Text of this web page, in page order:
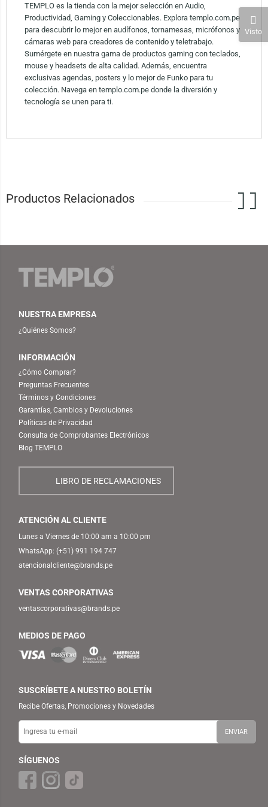
TEMPLO es la tienda con la mejor selección en Audio,
Productividad, Gaming y Coleccionables. Explora templo.com.pe
para descubrir lo mejor en audífonos, tornamesas, micrófonos y
cámaras web para creadores de contenido y teletrabajo.
Sumérgete en nuestra gama de productos gaming con teclados,
mouse y headsets de alta calidad. Además, encuentra
exclusivas agendas, posters y lo mejor de Funko para tu
colección. Navega en templo.com.pe donde la diversión y
tecnología se unen para ti.
Productos Relacionados
NUESTRA EMPRESA
¿Quiénes Somos?
INFORMACIÓN
¿Cómo Comprar?
Preguntas Frecuentes
Términos y Condiciones
Garantías, Cambios y Devoluciones
Políticas de Privacidad
Consulta de Comprobantes Electrónicos
Blog TEMPLO
LIBRO DE RECLAMACIONES
ATENCIÓN AL CLIENTE
Lunes a Viernes de 10:00 am a 10:00 pm
WhatsApp: (+51) 991 194 747
atencionalcliente@brands.pe
VENTAS CORPORATIVAS
ventascorporativas@brands.pe
MEDIOS DE PAGO
SUSCRÍBETE A NUESTRO BOLETÍN
Recibe Ofertas, Promociones y Novedades
SÍGUENOS
Visto